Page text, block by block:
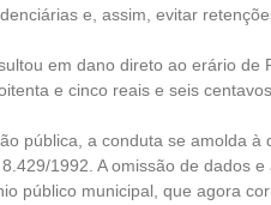
e, assim, evitar
em dano direto ao erário de
e cinco reais e seis
pública, a conduta se amolda à
1992. A omissão de dados e
público municipal, que agora